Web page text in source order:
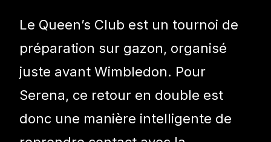
Le Queen’s Club est un tournoi de
préparation sur gazon, organisé
juste avant Wimbledon. Pour
Serena, ce retour en double est
donc une manière intelligente de